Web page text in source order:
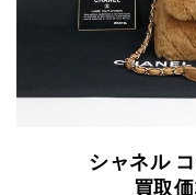
シャネル
買取